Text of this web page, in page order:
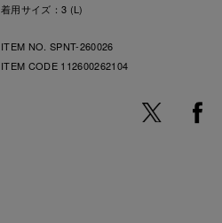
着用サイズ：3 (L)
ITEM NO. SPNT-260026
ITEM CODE 112600262104